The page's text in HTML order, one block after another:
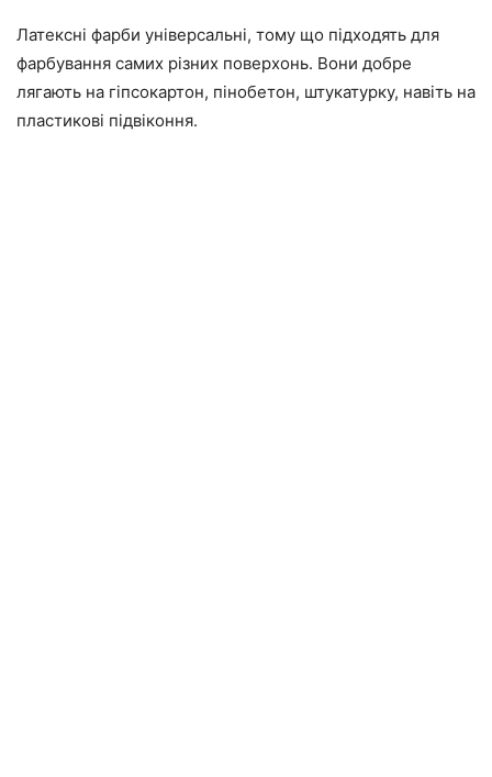
Латексні фарби універсальні, тому що підходять для
фарбування самих різних поверхонь. Вони добре
лягають на гіпсокартон, пінобетон, штукатурку, навіть на
пластикові підвіконня.